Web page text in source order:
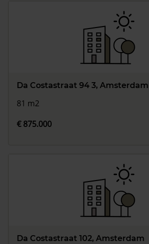
Da Costastraat 94 3, Amsterdam
81 m2
€ 875.000
Da Costastraat 102, Amsterdam